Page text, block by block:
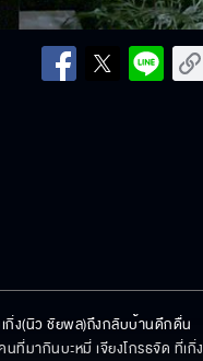
เกิ่ง(นิว ชัยพล)ถึงกลับบ้านดึกดื่น
ที่มากินบะหมี่ เจียงโกรธจัด ที่เกิ่ง